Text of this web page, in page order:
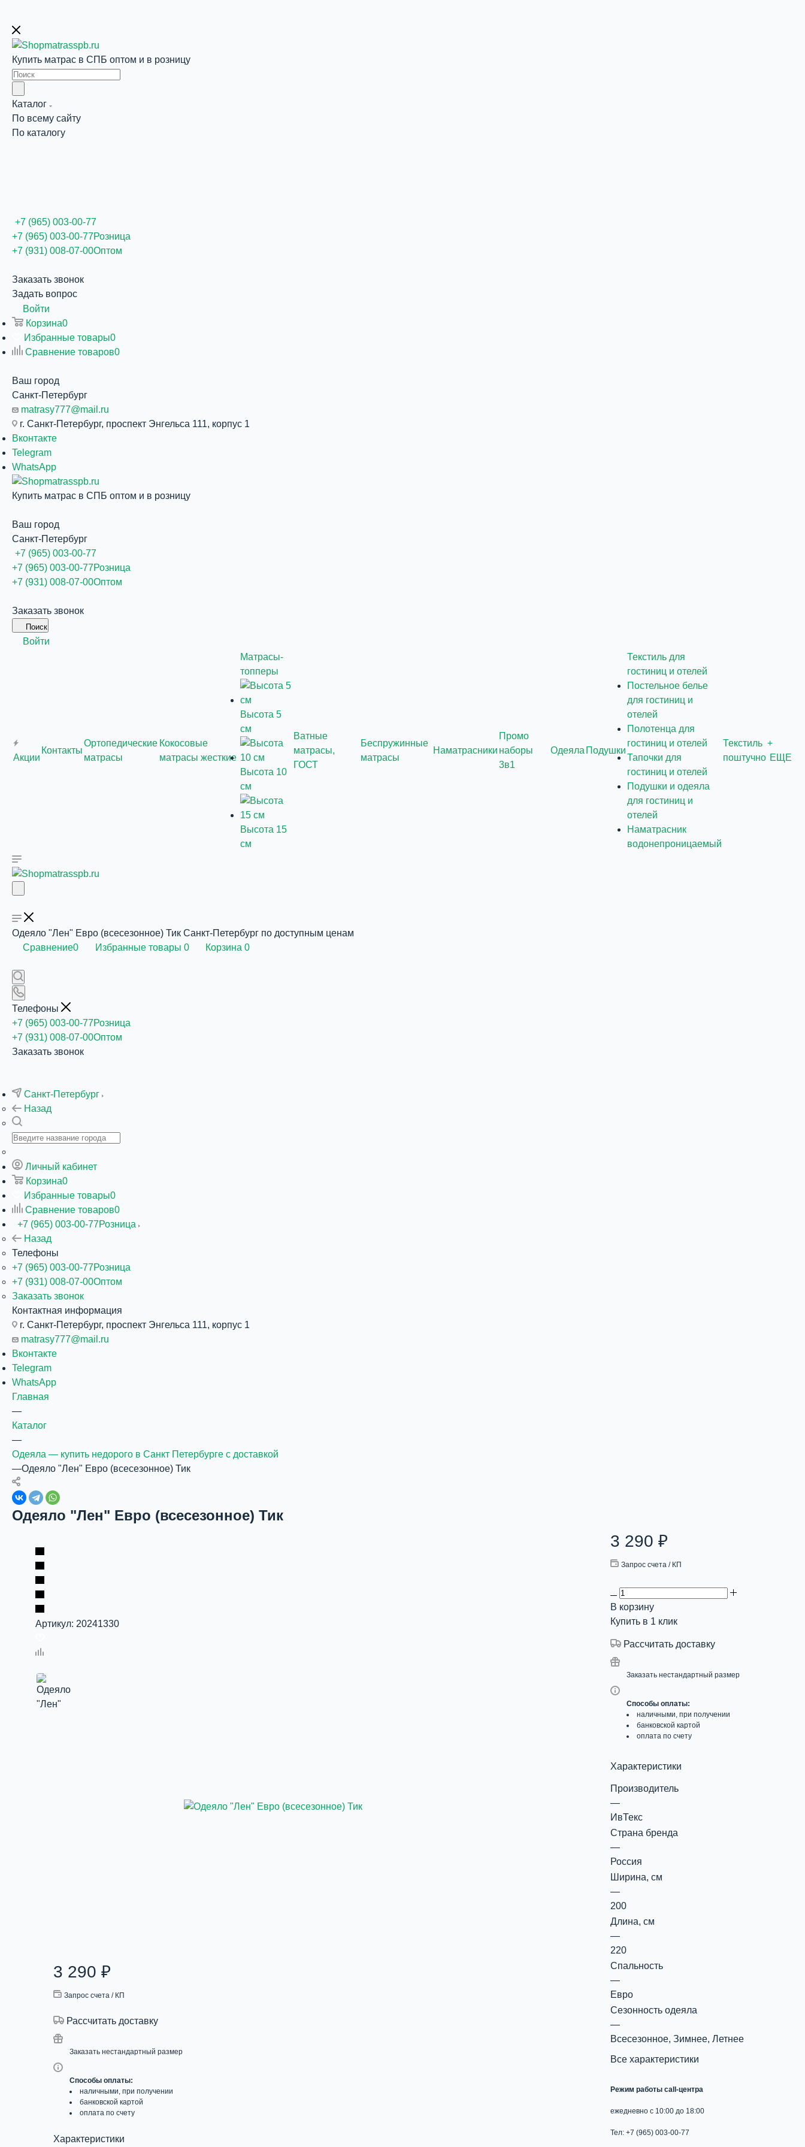
Купить матрас в СПБ оптом и в розницу
Каталог
По всему сайту
По каталогу
+7 (965) 003-00-77
+7 (965) 003-00-77Розница
+7 (931) 008-07-00Оптом
Заказать звонок
Задать вопрос
Войти
Корзина0
Избранные товары0
Сравнение товаров0
Ваш город
Санкт-Петербург
matrasy777@mail.ru
г. Санкт-Петербург, проспект Энгельса 111, корпус 1
Вконтакте
Telegram
WhatsApp
Купить матрас в СПБ оптом и в розницу
Ваш город
Санкт-Петербург
+7 (965) 003-00-77
+7 (965) 003-00-77Розница
+7 (931) 008-07-00Оптом
Заказать звонок
Поиск
Войти
Акции
Контакты
Ортопедические
матрасы
Кокосовые
матрасы жесткие
Матрасы-
топперы
Высота 5
см
Высота 10
см
Высота 15
см
Ватные
матрасы,
ГОСТ
Беспружинные
матрасы
Наматрасники
Промо
наборы
3в1
Одеяла Подушки
Текстиль для
гостиниц и отелей
Постельное белье
для гостиниц и
отелей
Полотенца для
гостиниц и отелей
Тапочки для
гостиниц и отелей
Подушки и одеяла
для гостиниц и
отелей
Наматрасник
водонепроницаемый
Текстиль
поштучно
+
ЕЩЕ
Одеяло "Лен" Евро (всесезонное) Тик Санкт-Петербург по доступным ценам
Сравнение0 Избранные товары 0 Корзина 0
Телефоны
+7 (965) 003-00-77Розница
+7 (931) 008-07-00Оптом
Заказать звонок
Санкт-Петербург
Назад
Личный кабинет
Корзина0
Избранные товары0
Сравнение товаров0
+7 (965) 003-00-77Розница
Назад
Телефоны
+7 (965) 003-00-77Розница
+7 (931) 008-07-00Оптом
Заказать звонок
Контактная информация
г. Санкт-Петербург, проспект Энгельса 111, корпус 1
matrasy777@mail.ru
Вконтакте
Telegram
WhatsApp
Главная
—
Каталог
—
Одеяла — купить недорого в Санкт Петербурге с доставкой
—Одеяло "Лен" Евро (всесезонное) Тик
Одеяло "Лен" Евро (всесезонное) Тик
Артикул: 20241330
3 290 ₽
Запрос счета / КП
Рассчитать доставку
Заказать нестандартный размер
Способы оплаты:
наличными, при получении
банковской картой
оплата по счету
Характеристики
3 290 ₽
Запрос счета / КП
В корзину
Купить в 1 клик
Рассчитать доставку
Заказать нестандартный размер
Способы оплаты:
наличными, при получении
банковской картой
оплата по счету
Характеристики
Производитель
—
ИвТекс
Страна бренда
—
Россия
Ширина, см
—
200
Длина, см
—
220
Спальность
—
Евро
Сезонность одеяла
—
Всесезонное, Зимнее, Летнее
Все характеристики
Режим работы call-центра
ежедневно с 10:00 до 18:00
Тел: +7 (965) 003-00-77